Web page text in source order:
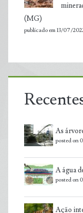
(MG)
publicado em 13/07/
As
posted on
A água
posted on
Ação